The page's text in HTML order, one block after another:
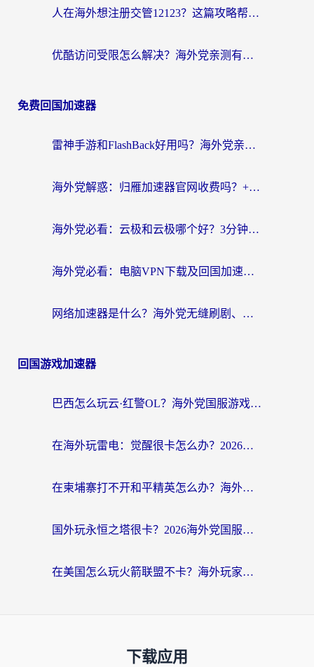
人在海外想注册交管12123？这篇攻略帮你搞定（附回国加速神器）
优酷访问受限怎么解决？海外党亲测有效的回国加速方案
免费回国加速器
雷神手游和FlashBack好用吗？海外党亲测指南，避开破解版坑轻松访问国内资源
海外党解惑：归雁加速器官网收费吗？+3个回国加速问题的真实答案
海外党必看：云极和云极哪个好？3分钟选对回国加速器，无缝访问国内资源
海外党必看：电脑VPN下载及回国加速器选择指南——无缝访问国内资源不再难
网络加速器是什么？海外党无缝刷剧、看NBA的实用指南
回国游戏加速器
巴西怎么玩云·红警OL？海外党国服游戏加速终极攻略（附非洲逆水寒&天下山海低延迟技巧）
在海外玩雷电：觉醒很卡怎么办？2026终极指南帮你告别延迟与卡顿
在柬埔寨打不开和平精英怎么办？海外党必看的国服游戏加速终极指南
国外玩永恒之塔很卡？2026海外党国服游戏加速器终极指南（附街头篮球坦克世界实测）
在美国怎么玩火箭联盟不卡？海外玩家国服游戏加速终极指南（附明日方舟美版王者荣耀优化技巧）
下载应用